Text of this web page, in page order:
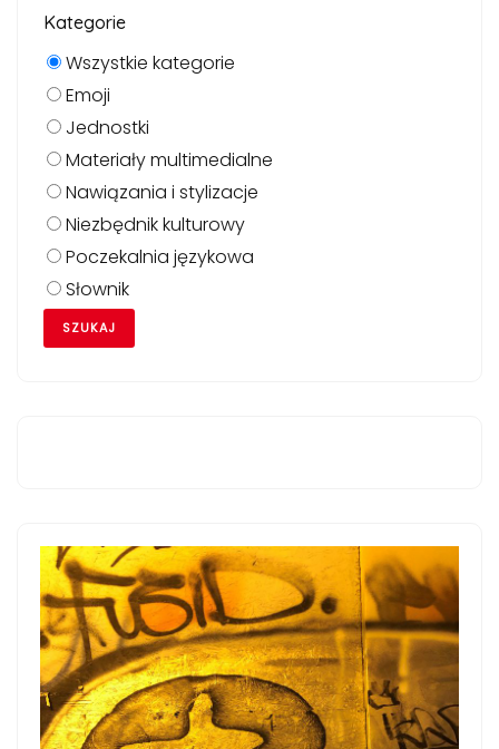
Kategorie
Wszystkie kategorie
Emoji
Jednostki
Materiały multimedialne
Nawiązania i stylizacje
Niezbędnik kulturowy
Poczekalnia językowa
Słownik